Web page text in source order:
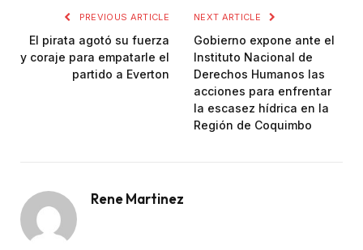
PREVIOUS ARTICLE
El pirata agotó su fuerza
y coraje para empatarle el
partido a Everton
NEXT ARTICLE
Gobierno expone ante el
Instituto Nacional de
Derechos Humanos las
acciones para enfrentar
la escasez hídrica en la
Región de Coquimbo
Rene Martinez